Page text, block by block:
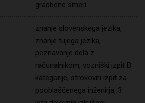
gradbene smeri.
znanje slovenskega jezika,
znanje tujega jezika,
poznavanje dela z
računalnikom, vozniški izpit B
kategorije, strokovni izpit za
pooblaščenega inženirja, 3